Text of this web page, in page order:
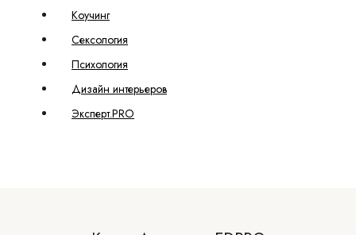
Коучинг
Сексология
Психология
Дизайн интерьеров
Эксперт.PRO